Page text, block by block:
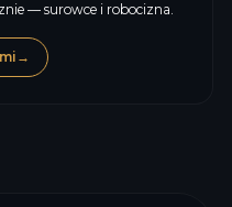
— surowce i robocizna.
→